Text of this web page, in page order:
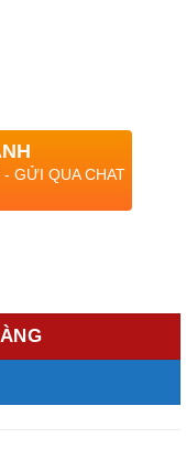
- GỬI QUA CHAT